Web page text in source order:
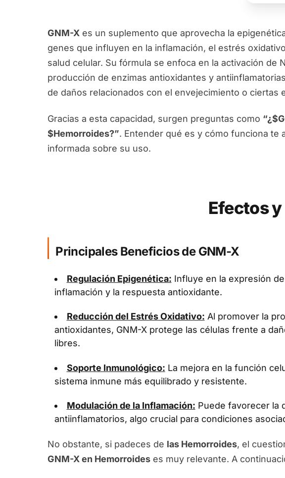
GNM-X es un suplemento que aprovecha la
genes que influyen en la inflamación, el estrés
salud celular. Su fórmula se enfoca en la activación de
producción de enzimas antioxidantes y
de daños relacionados con el envejecimiento o ciertas
Gracias a esta capacidad, surgen preguntas como
$Hemorroides?”. Entender qué es y cómo funciona te
informada sobre su uso.
Efectos
Principales Beneficios de GNM-X
Regulación Epigenética: Influye en la expresión
inflamación y la respuesta antioxidante.
Reducción del Estrés Oxidativo: Al promover la
antioxidantes, GNM-X protege las células frente a
libres.
Soporte Inmunológico: La mejora en la función
sistema inmune más equilibrado y resistente.
Modulación de la Inflamación: Puede favorecer la
antiinflamatorios, algo crucial para condiciones
No obstante, si padeces de las Hemorroides, el
GNM-X en Hemorroides es muy relevante. A